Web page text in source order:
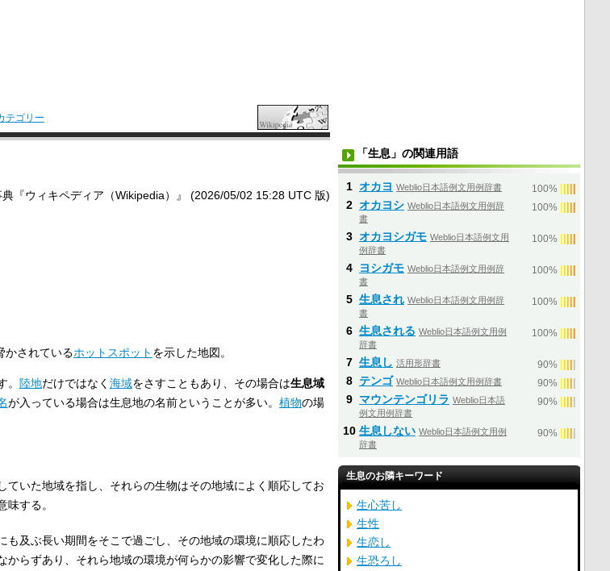
テゴリー
『ウィキペディア（Wikipedia）』 (2026/05/02 15:28 UTC 版)
かされているホットスポット を示した地図。
陸地だけではなく 海域をさすこともあり、その場合は生息域
が入っている場合は生息地の名前ということが多い。 植物の場
いた地域を指し、それらの生物はその地域によく順応してお
味する。
及ぶ長い期間をそこで過ごし、その地域の環境に順応したわ
らずあり、それら地域の環境が何らかの影響で変化した際に
「生息」の関連用語
1 オカヨ Weblio日本語例文用例辞書 100%
2 オカヨシ Weblio日本語例文用例辞
書
100%
3 オカヨシガモ Weblio日本語例文用
例辞書
100%
4 ヨシガモ Weblio日本語例文用例辞
書
100%
5 生息され Weblio日本語例文用例辞
書
100%
6 生息される Weblio日本語例文用例
辞書
100%
7 生息し 活用形辞書 90%
8 テンゴ Weblio日本語例文用例辞書 90%
9 マウンテンゴリラ Weblio日本語
例文用例辞書
90%
10 生息しない Weblio日本語例文用例
辞書
90%
生息のお隣キーワード
生心苦し
生性
生恋し
生恐ろし